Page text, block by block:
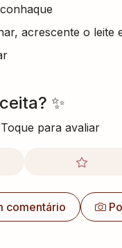
acrescente o leite
✨
para avaliar
comentário